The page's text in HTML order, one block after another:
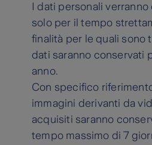
I dati personali
solo per il tempo
finalità per le quali sono
dati saranno conservati
anno.
Con specifico
immagini derivanti da
acquisiti saranno
tempo massimo di 7